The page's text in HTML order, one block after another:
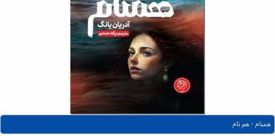
همنام - هم نام